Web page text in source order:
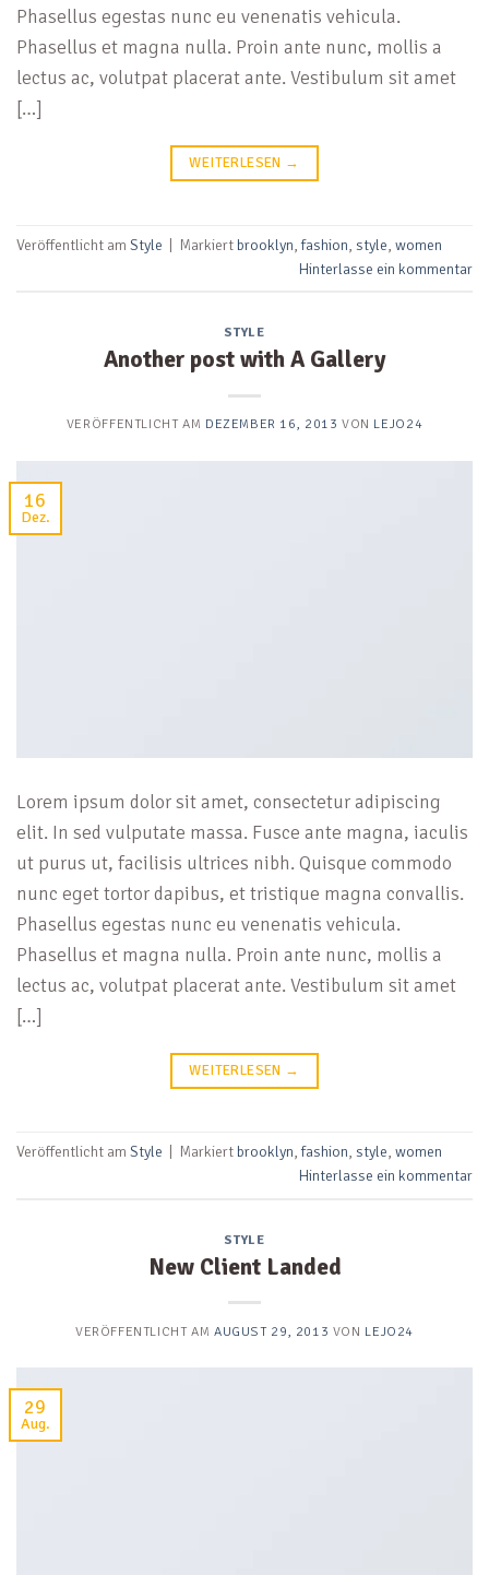
Phasellus egestas nunc eu venenatis vehicula.
Phasellus et magna nulla. Proin ante nunc, mollis a
lectus ac, volutpat placerat ante. Vestibulum sit amet
[…]
WEITERLESEN →
Veröffentlicht am Style Markiert brooklyn,fashion, style, women
Hinterlasse ein kommentar
STYLE
Another post with A Gallery
VERÖFFENTLICHT AM DEZEMBER 16, 2013 VON LEJO24
16
Dez.
Lorem ipsum dolor sit amet, consectetur adipiscing
elit. In sed vulputate massa. Fusce ante magna, iaculis
ut purus ut, facilisis ultrices nibh. Quisque commodo
nunc eget tortor dapibus, et tristique magna convallis.
Phasellus egestas nunc eu venenatis vehicula.
Phasellus et magna nulla. Proin ante nunc, mollis a
lectus ac, volutpat placerat ante. Vestibulum sit amet
[…]
WEITERLESEN →
Veröffentlicht am Style Markiert brooklyn,fashion, style, women
Hinterlasse ein kommentar
STYLE
New Client Landed
VERÖFFENTLICHT AMAUGUST 29, 2013 VON LEJO24
29
Aug.